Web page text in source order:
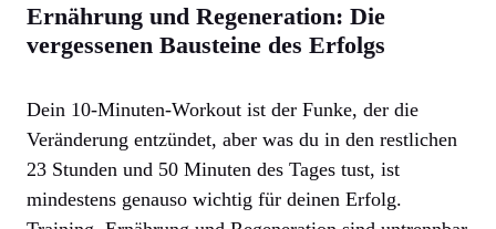
Ernährung und Regeneration: Die
vergessenen Bausteine des Erfolgs
Dein 10-Minuten-Workout ist der Funke, der die
Veränderung entzündet, aber was du in den restlichen
23 Stunden und 50 Minuten des Tages tust, ist
mindestens genauso wichtig für deinen Erfolg.